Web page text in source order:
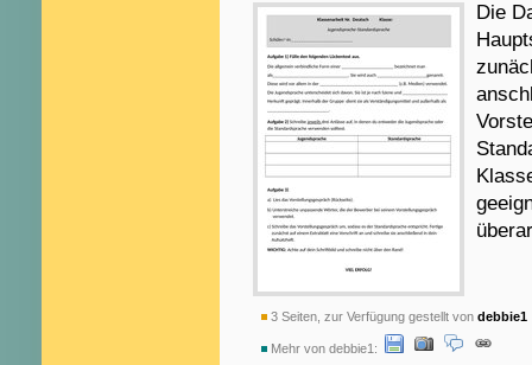
Die
3 Seiten, zur Verfügung gestellt von debbie1
Mehr von debbie1: